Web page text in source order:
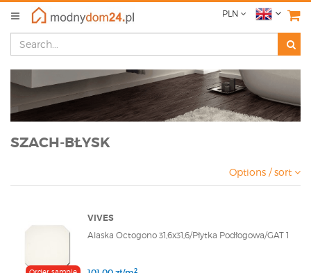
PLN
SZACH-BŁYSK
Options / sort
VIVES
Alaska Octogono 31,6x31,6/Płytka Podłogowa/GAT 1
2